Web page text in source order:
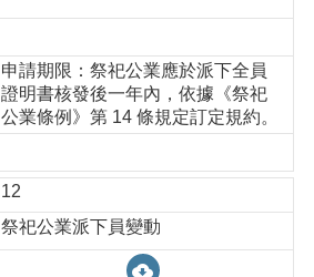
申請期限：祭祀公業應於派下全員
證明書核發後一年內，依據《祭祀
公業條例》第 14 條規定訂定規約。
12
祭祀公業派下員變動